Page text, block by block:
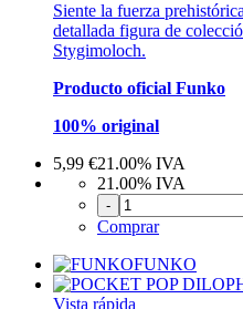
Siente la fuerza
detallada figura de
Stygimoloch.
Producto oficial Funko
100% original
5,99 €21.00% IVA
21.00% IVA
-
Comprar
FUNKO
Vista rápida